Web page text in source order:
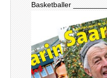
Basketballer